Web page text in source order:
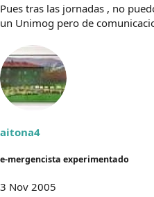
Pues tras las jornadas , no
un Unimog pero de
aitona4
e-mergencista experimentado
3 Nov 2005